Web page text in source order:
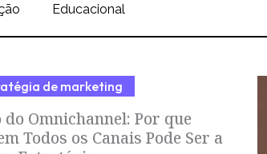
Educacional
do Omnichannel: Por que
Todos os Canais Pode Ser a
de marketing